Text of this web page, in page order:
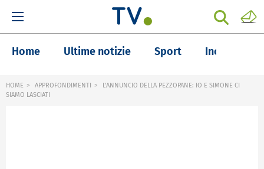
Home Ultime notizie Sport Inchieste
HOME APPROFONDIMENTI
L'ANNUNCIO DELLA PEZZOPANE: IO E SIMONE CI
SIAMO LASCIATI